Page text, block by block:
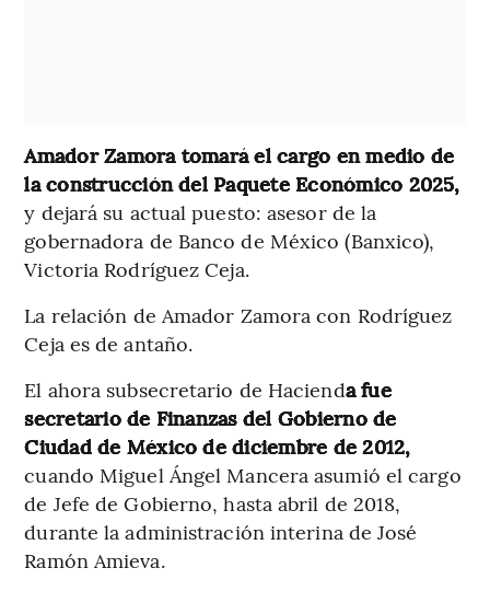
Amador Zamora tomará el cargo en medio de
la construcción del Paquete Económico 2025,
y dejará su actual puesto: asesor de la
gobernadora de Banco de México (Banxico),
Victoria Rodríguez Ceja.
La relación de Amador Zamora con Rodríguez
Ceja es de antaño.
El ahora subsecretario de Hacienda fue
secretario de Finanzas del Gobierno de
Ciudad de México de diciembre de 2012,
cuando Miguel Ángel Mancera asumió el cargo
de Jefe de Gobierno, hasta abril de 2018,
durante la administración interina de José
Ramón Amieva.